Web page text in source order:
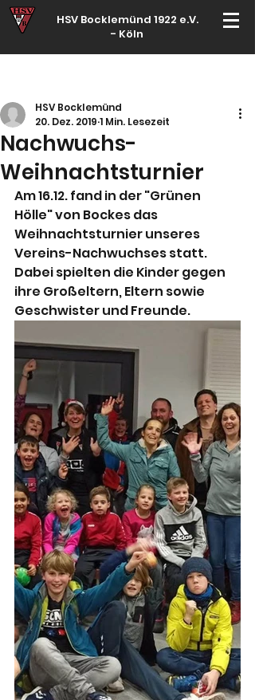
HSV Bocklemünd 1922 e.V.
- Köln
Nachwuchs-
Weihnachtsturnier
HSV Bocklemünd
20. Dez. 2019 1 Min. Lesezeit
Am 16.12. fand in der "Grünen
Hölle" von Bockes das
Weihnachtsturnier unseres
Vereins-Nachwuchses statt.
Dabei spielten die Kinder gegen
ihre Großeltern, Eltern sowie
Geschwister und Freunde.